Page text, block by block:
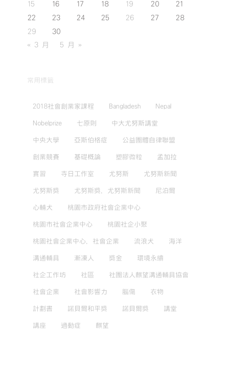
15
16 17 18 19 20
21
22
23 24 25 26 27
28
29
30
« 3 月
5 月 »
常用標籤
2018社會創業家課程 Bangladesh Nepal
Nobelprize 七原則 中大尤努斯講堂
中央大學 亞斯伯格症 公益團體自律聯盟
創業競賽 基礎概論 塑膠微粒 孟加拉
實習 寺日工作室 尤努斯 尤努斯新聞
尤努斯獎 尤努斯獎，尤努斯新聞 尼泊爾
心輔犬 桃園市政府社會企業中心
桃園市社會企業中心 桃園社企小聚
桃園社會企業中心，社會企業 流浪犬 海洋
溝通輔具 漸凍人 獎金 環境永續
社企工作坊 社區 社團法人麒望溝通輔具協會
社會企業 社會影響力 腦傷 衣物
計劃書 諾貝爾和平獎 諾貝爾獎 講堂
講座 過動症 麒望